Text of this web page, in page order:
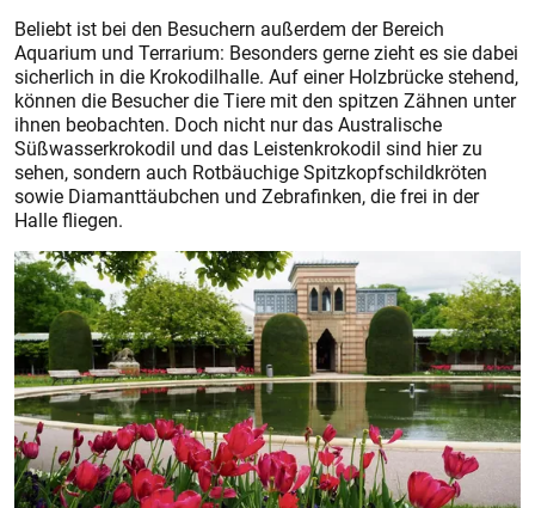
Beliebt ist bei den Besuchern außerdem der Bereich
Aquarium und Terrarium: Besonders gerne zieht es sie dabei
sicherlich in die Krokodilhalle. Auf einer Holzbrücke stehend,
können die Besucher die Tiere mit den spitzen Zähnen unter
ihnen beobachten. Doch nicht nur das Australische
Süßwasserkrokodil und das Leistenkrokodil sind hier zu
sehen, sondern auch Rotbäuchige Spitzkopfschildkröten
sowie Diamanttäubchen und Zebrafinken, die frei in der
Halle fliegen.